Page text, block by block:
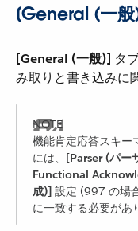
[General (一
[General (一般)]
タ
み取りと書き込みに
機能肯定応答スキ
には、​ [Parser (パー
Functional
成)] 設定 (997 の場
に一致する必要があ